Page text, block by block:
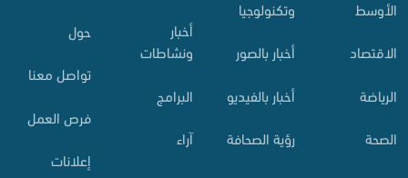
الأوسط
الاقتصاد
الرياضة
الصحة
وتكنولوجيا
أخبار بالصور
أخبار بالفيديو
رؤية الصحافة
أخبار
ونشاطات
البرامج
آراء
حول
تواصل معنا
فرص العمل
إعلانات